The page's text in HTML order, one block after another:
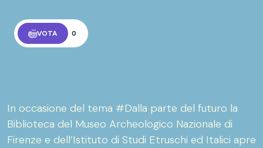
VOTA 0
In occasione del tema #Dalla parte del futuro la
Biblioteca del Museo Archeologico Nazionale di
Firenze e dell’Istituto di Studi Etruschi ed Italici apre